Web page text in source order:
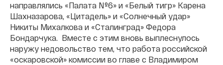
направлялись «Палата №6» и «Белый тигр» Карена
Шахназарова, «Цитадель» и «Солнечный удар»
Никиты Михалкова и «Сталинград» Федора
Бондарчука. Вместе с этим вновь выплеснулось
наружу недовольство тем, что работа российской
«оскаровской» комиссии во главе с Владимиром